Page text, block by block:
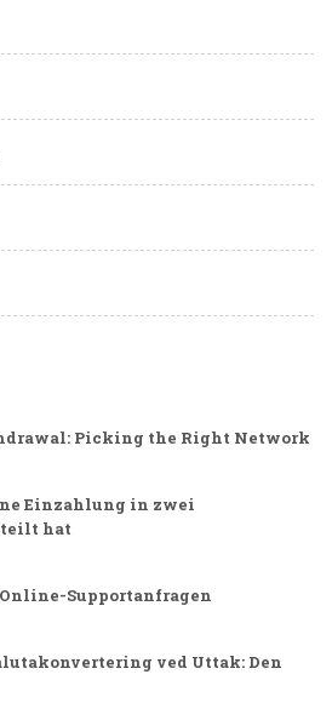
Picking the Right Network
Einzahlung in zwei
hat
Supportanfragen
ved Uttak: Den